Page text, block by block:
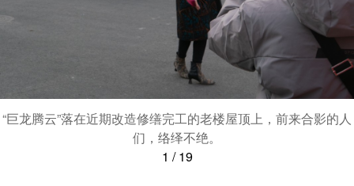
“巨龙腾云”落在近期改造修缮完工的老楼屋顶上，前来合影的人
们，络绎不绝。
1 /19